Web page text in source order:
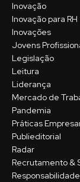
Inovação
Inovação para RH
Inovações
Jovens
Legislação
Leitura
Liderança
Mercado de
Pandemia
Práticas
Publieditorial
Radar
Recrutamento &